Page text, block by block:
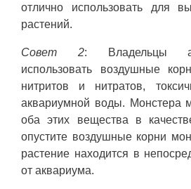
отлично использовать для
растений.
Совет 2: Владельцы
использовать воздушные
нитритов и нитратов,
аквариумной воды. Монстера
оба этих вещества в
опустите воздушные корни
растение находится в
от аквариума.